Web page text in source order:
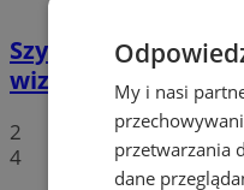
Szyb Julian w
wizytówka Piekar
2
4
My i nasi
przetwarzania
dane